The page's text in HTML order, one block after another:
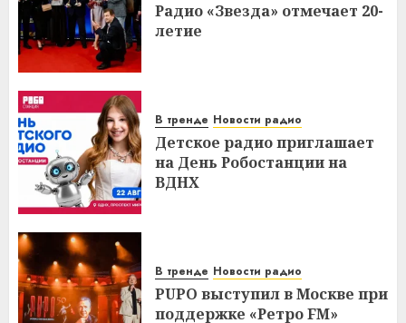
Радио «Звезда» отмечает 20-
летие
В тренде Новости радио
Детское радио приглашает
на День Робостанции на
ВДНХ
В тренде Новости радио
PUPO выступил в Москве при
поддержке «Ретро FM»